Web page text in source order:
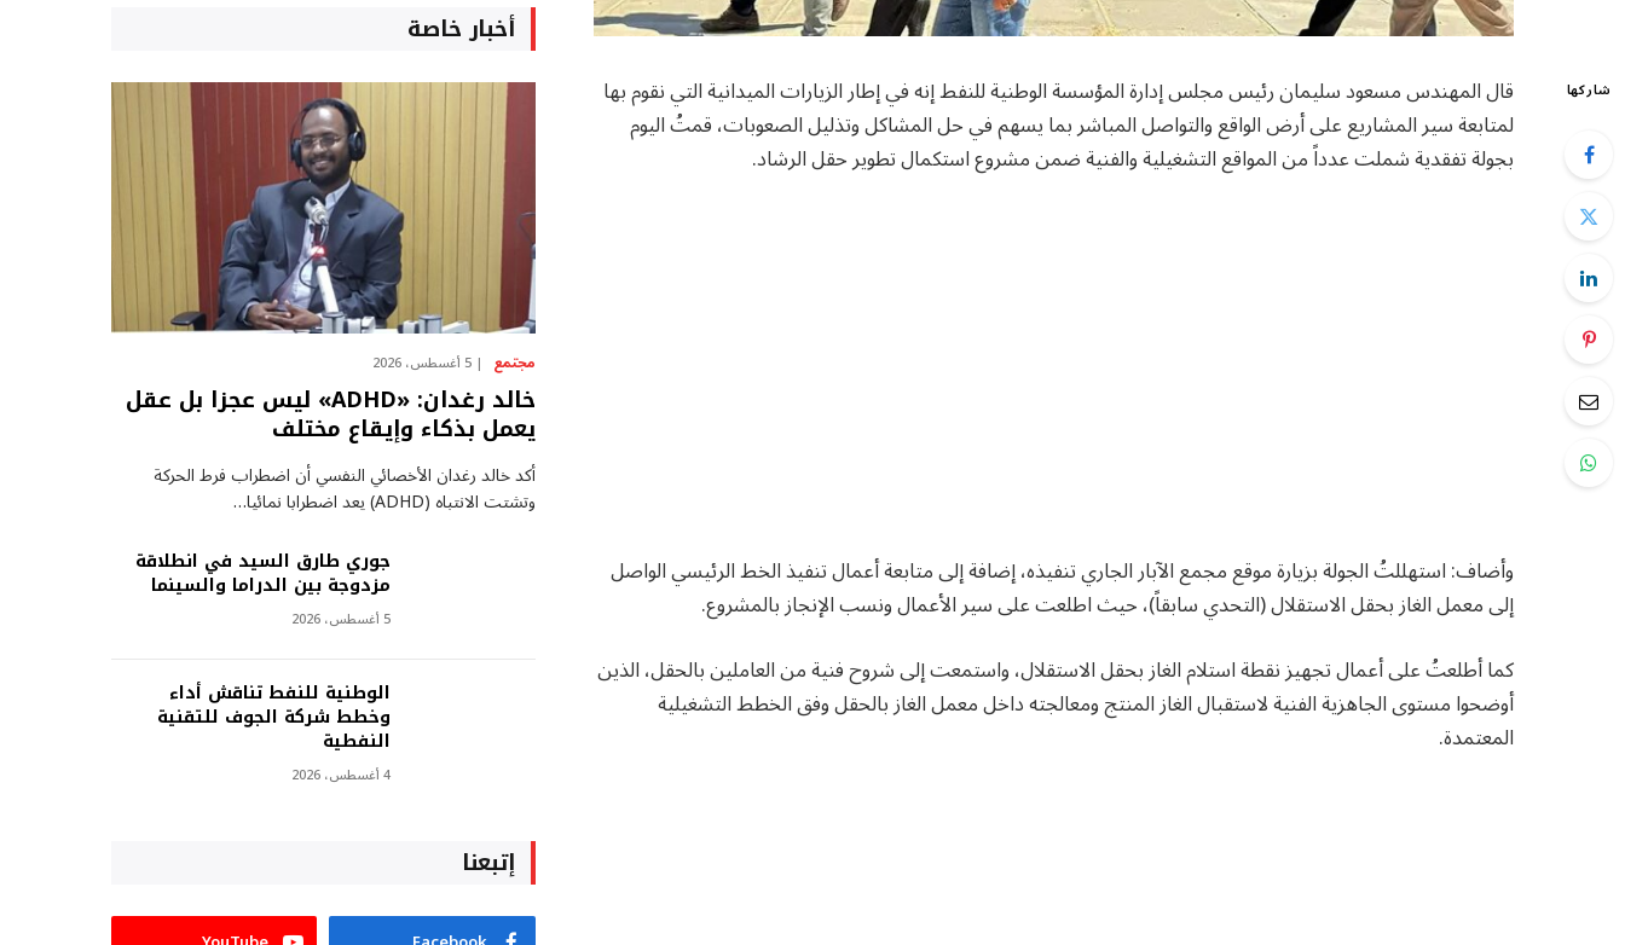
شاركها
قال المهندس مسعود سليمان رئيس مجلس إدارة المؤسسة الوطنية للنفط إنه في إطار الزيارات الميدانية التي نقوم بها
لمتابعة سير المشاريع على أرض الواقع والتواصل المباشر بما يسهم في حل المشاكل وتذليل الصعوبات، قمتُ اليوم
بجولة تفقدية شملت عدداً من المواقع التشغيلية والفنية ضمن مشروع استكمال تطوير حقل الرشاد.
وأضاف: استهللتُ الجولة بزيارة موقع مجمع الآبار الجاري تنفيذه، إضافة إلى متابعة أعمال تنفيذ الخط الرئيسي الواصل
إلى معمل الغاز بحقل الاستقلال (التحدي سابقاً)، حيث اطلعت على سير الأعمال ونسب الإنجاز بالمشروع.
كما أطلعتُ على أعمال تجهيز نقطة استلام الغاز بحقل الاستقلال، واستمعت إلى شروح فنية من العاملين بالحقل، الذين
أوضحوا مستوى الجاهزية الفنية لاستقبال الغاز المنتج ومعالجته داخل معمل الغاز بالحقل وفق الخطط التشغيلية
المعتمدة.
أخبار خاصة
مجتمع 5 أغسطس، 2026
خالد رغدان: «ADHD» ليس عجزا بل عقل
يعمل بذكاء وإيقاع مختلف
أكد خالد رغدان الأخصائي النفسي أن اضطراب فرط الحركة
وتشتت الانتباه (ADHD) يعد اضطرابا نمائيا…
جوري طارق السيد في انطلاقة
مزدوجة بين الدراما والسينما
5 أغسطس، 2026
الوطنية للنفط تناقش أداء
وخطط شركة الجوف للتقنية
النفطية
4 أغسطس، 2026
إتبعنا